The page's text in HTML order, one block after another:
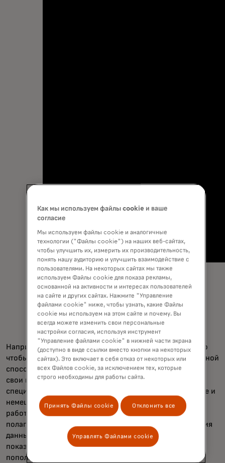
Например, владельцы Oasis WorldMarket вместо того
чтобы напрягаться, чтобы соответствовать покупательной
способности крупных супермаркетов, они доработали
свои предложения, чтобы увеличить местный спрос на
специализированные продукты, включая японское саке и
немецкий столлен. Многие продуктовые магазины
работают на очень тонких маржах, поэтому магазин
полагается на систему точек продаж для предоставления
данных о сделках и запасах в реальном времени,
показывающих, что продаётся быстро, а что нужно
пополнить или сбросить.
Как мы используем файлы cookie и ваше
согласие
Мы используем файлы cookie и аналогичные
технологии ("Файлы cookie") на наших веб-сайтах,
чтобы улучшить их, измерить их производительность,
понять нашу аудиторию и улучшить взаимодействие с
пользователями. На некоторых сайтах мы также
используем Файлы cookie для показа рекламы,
основанной на активности и интересах пользователей
на сайте и других сайтах. Нажмите "Управление
файлами cookie" ниже, чтобы узнать, какие Файлы
cookie мы используем на этом сайте и почему. Вы
всегда можете изменить свои персональные
настройки согласия, используя инструмент
"Управление файлами cookie" в нижней части экрана
(доступно в виде ссылки вместо кнопки на некоторых
сайтах). Это включает в себя отказ от некоторых или
всех Файлов cookie, за исключением тех, которые
строго необходимы для работы сайта.
Принять Файлы cookie Отклонить все
Управлять Файлами cookie